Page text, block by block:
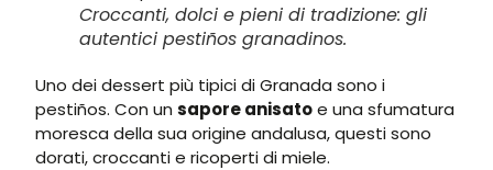
Croccanti, dolci e pieni di tradizione: gli
autentici pestiños granadinos.
Uno dei dessert più tipici di Granada sono i
pestiños. Con un sapore anisatoe una sfumatura
moresca della sua origine andalusa, questi sono
dorati, croccanti e ricoperti di miele.